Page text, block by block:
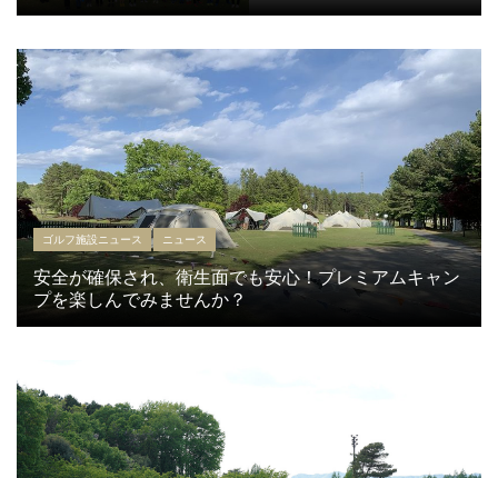
ゴルフ施設ニュース ニュース
安全が確保され、衛生面でも安心！プレミアムキャン
プを楽しんでみませんか？